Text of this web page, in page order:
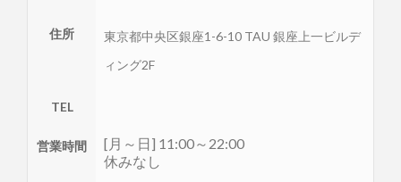
住所 東京都中央区銀座1-6-10 TAU 銀座上一ビルデ
ィング2F
TEL
営業時間
[月～日] 11:00～22:00
休みなし